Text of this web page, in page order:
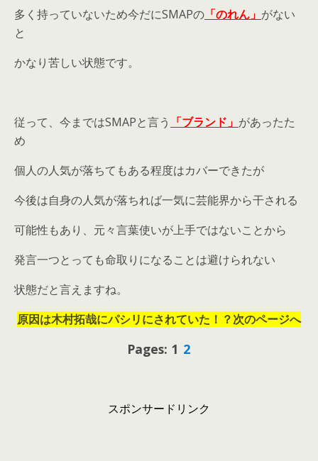
多く持っていないため今だにSMAPの 「のれん」 がない
と
かなり苦しい状態です。
従って、今まではSMAPと言う 「ブランド」 があったた
め
個人の人気が落ちてもある程度はカバーできたが
今後は自身の人気が落ちれば一気に芸能界から干される
可能性もあり、元々言葉使いが上手ではないことから
発言一つとっても命取りになることは避けられない
状態だと言えますね。
原因は木村拓哉にパシリにされていた！？次のページへ
Pages: 1 2
スポンサードリンク